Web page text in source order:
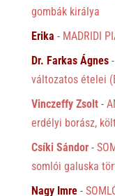
gombák királya
Erika - MADRIDI
Dr. Farkas Ágnes-
változatos ételei
Vinczeffy Zsolt-
erdélyi borász,
Csíki Sándor-
somlói galuska
Nagy Imre-